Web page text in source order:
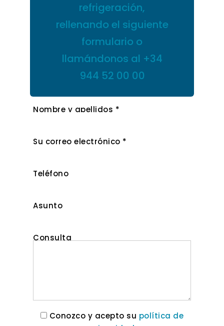
refrigeración,
rellenando el siguiente
formulario o
llamándonos al +34
944 52 00 00
Nombre y apellidos *
Su correo electrónico *
Teléfono
Asunto
Consulta
Conozco y acepto su política de